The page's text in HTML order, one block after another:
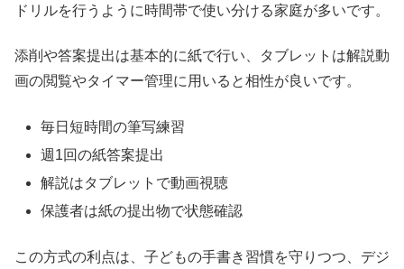
ドリルを行うように時間帯で使い分ける家庭が多いです。
添削や答案提出は基本的に紙で行い、タブレットは解説動
画の閲覧やタイマー管理に用いると相性が良いです。
毎日短時間の筆写練習
週1回の紙答案提出
解説はタブレットで動画視聴
保護者は紙の提出物で状態確認
この方式の利点は、子どもの手書き習慣を守りつつ、デジ